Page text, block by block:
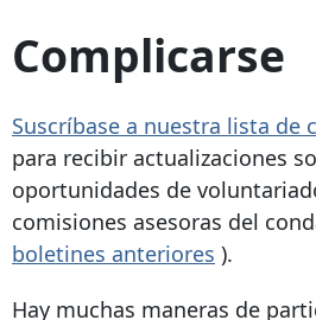
Complicarse
Suscríbase a nuestra lista de
para recibir actualizaciones
oportunidades de
comisiones asesoras del
boletines anteriores ).
Hay muchas maneras de